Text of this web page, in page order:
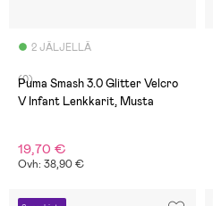
2 JÄLJELLÄ
(0)
Puma Smash 3.0 Glitter Velcro
V Infant Lenkkarit, Musta
19,70 €
Ovh: 38,90 €